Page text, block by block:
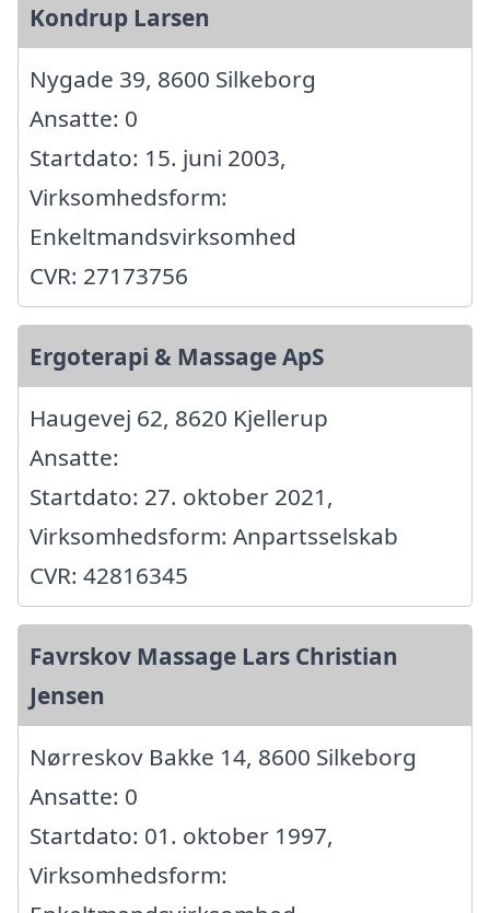
Kondrup Larsen
Nygade 39, 8600 Silkeborg
Ansatte: 0
Startdato: 15. juni 2003,
Virksomhedsform:
Enkeltmandsvirksomhed
CVR: 27173756
Ergoterapi & Massage ApS
Haugevej 62, 8620 Kjellerup
Ansatte:
Startdato: 27. oktober 2021,
Virksomhedsform: Anpartsselskab
CVR: 42816345
Favrskov Massage Lars Christian
Jensen
Nørreskov Bakke 14, 8600 Silkeborg
Ansatte: 0
Startdato: 01. oktober 1997,
Virksomhedsform: